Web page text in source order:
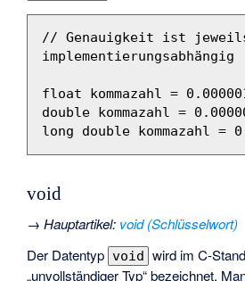
// Genauigkeit ist
implementierungsabhängig
float kommazahl =
double kommazahl =
long
double kommazahl =
void
→Hauptartikel: void (Schlüsselwort)
Der Datentyp void wird im C-
„unvollständiger Typ“ bezeichnet.